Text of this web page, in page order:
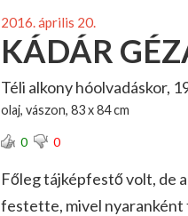
2016. április 20.
KÁDÁR
Téli alkony hóolvadáskor,
olaj, vászon, 83 x 84 cm
0 0
Főleg tájképfestő volt, de
festette, mivel